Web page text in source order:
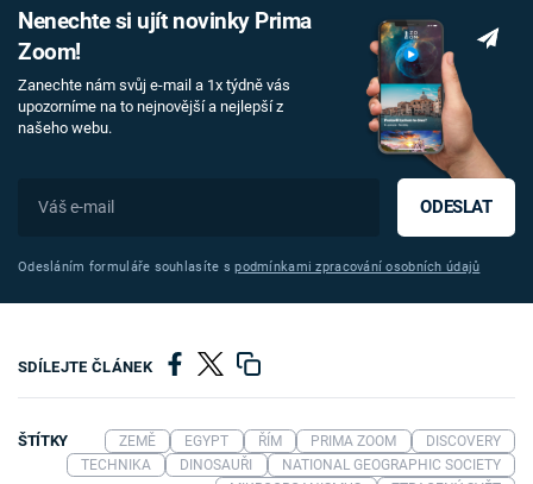
Nenechte si ujít novinky Prima
Zoom!
Zanechte nám svůj e-mail a 1x týdně vás
upozorníme na to nejnovější a nejlepší z
našeho webu.
ODESLAT
Odesláním formuláře souhlasíte spodmínkami zpracování osobních údajů
SDÍLEJTE ČLÁNEK
ŠTÍTKY ZEMĚ EGYPT ŘÍM PRIMA ZOOM
DISCOVERY
TECHNIKA
DINOSAUŘI
NATIONAL GEOGRAPHIC SOCIETY